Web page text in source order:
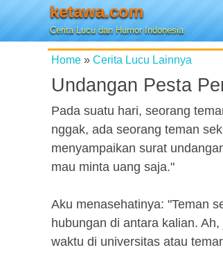
ketawa.com
Cerita Lucu dan Humor Indonesia
Home » Cerita Lucu Lainnya
Undangan Pesta
Pada suatu hari, seorang
nggak, ada seorang teman
menyampaikan surat
mau minta uang saja."
Aku menasehatinya: "Teman
hubungan di antara kalian.
waktu di universitas atau